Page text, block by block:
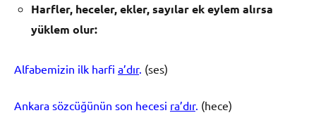
Harfler, heceler, ekler, sayılar ek eylem alırsa
yüklem olur:
Alfabemizin ilk harfi a’dır. (ses)
Ankara sözcüğünün son hecesi ra’dır. (hece)